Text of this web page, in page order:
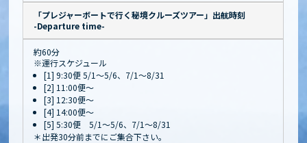
「プレジャーボートで行く秘境クルーズツアー」出航時刻
-Departure time-
約60分
※運行スケジュール
[1] 9:30便 5/1～5/6、7/1～8/31
[2] 11:00便～
[3] 12:30便～
[4] 14:00便～
[5] 5:30便 5/1～5/6、7/1～8/31
＊出発30分前までにご集合下さい。